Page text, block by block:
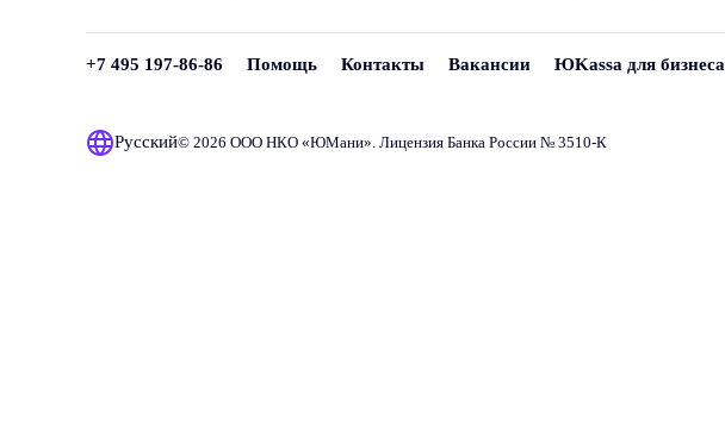
+7 495 197-86-86 Помощь Контакты Вакансии ЮKassa для бизнеса
Русский© 2026 ООО НКО «ЮМани». Лицензия Банка России № 3510‑К